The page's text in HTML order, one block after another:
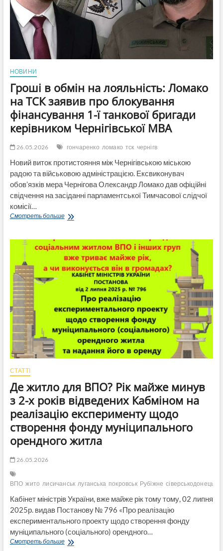
НОВИНИ
Гроші в обмін на лояльність: Ломако
на ТСК заявив про блокування
фінансування 1-ї танкової бригади
керівником Чернігівської МВА
26.05.2026 гончаренко ломако тск чернігв
Новий виток протистояння між Чернігівською міською
радою та військовою адміністрацією. Ексвиконувач
обов’язків мера Чернігова Олександр Ломако дав офіційні
свідчення на засіданні парламентської Тимчасової слідчої
комісії…
Смотреть большеГроші
лояльність:
Ломако
на
ТСК
заявив
блокування
фінансування
1-
ї
танкової
бригади
керівником
СТАТТІ
Де житло для ВПО? Рік майже минув
з 2-х років відведених Кабміном на
реалізацію експерименту щодо
створення фонду муніципального
орендного житла
26.05.2026
ВПО жито лисичанськ луганська покровськ Рубіжне сіверськодонецьк
Кабінет міністрів України, вже майже рік тому тому, 02 липня
2025р. видав Постанову № 796 «Про реалізацію
експериментального проекту щодо створення фонду
муніципального (соціального) орендного…
Смотреть большеДе